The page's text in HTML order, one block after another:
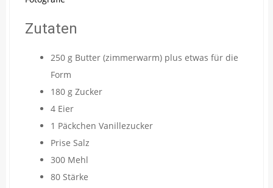
Zutaten
250 g Butter (zimmerwarm) plus etwas für die
Form
180 g Zucker
4 Eier
1 Päckchen Vanillezucker
Prise Salz
300 Mehl
80 Stärke